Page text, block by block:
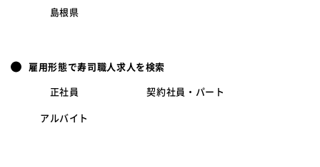
島根県
雇用形態で寿司職人求人を検索
正社員 契約社員・パート
アルバイト